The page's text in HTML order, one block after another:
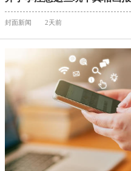
封面新闻 2天前